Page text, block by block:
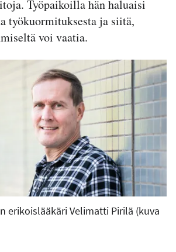
Työpaikoilla hän haluaisi
työkuormituksesta ja siitä,
voi vaatia.
erikoislääkäri Velimatti Pirilä (kuva